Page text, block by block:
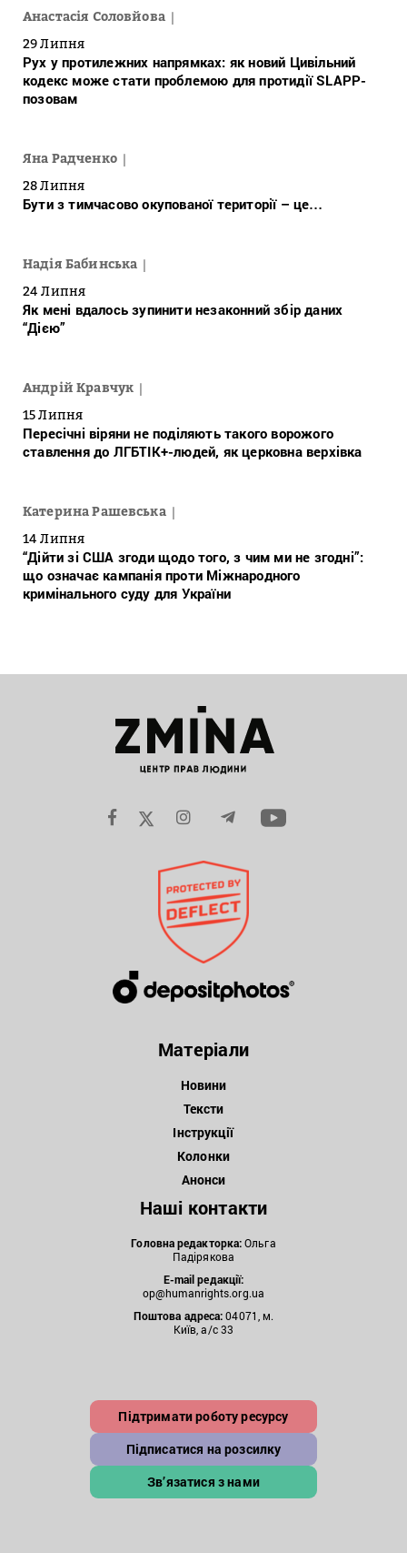
Анастасія Соловйова
29 Липня
Рух у протилежних напрямках: як новий Цивільний
кодекс може стати проблемою для протидії SLAPP-
позовам
Яна Радченко
28 Липня
Бути з тимчасово окупованої території – це…
Надія Бабинська
24 Липня
Як мені вдалось зупинити незаконний збір даних
“Дією”
Андрій Кравчук
15 Липня
Пересічні віряни не поділяють такого ворожого
ставлення до ЛГБТІК+-людей, як церковна верхівка
Катерина Рашевська
14 Липня
“Дійти зі США згоди щодо того, з чим ми не згодні”:
що означає кампанія проти Міжнародного
кримінального суду для України
Матеріали
Новини
Тексти
Інструкції
Колонки
Анонси
Наші контакти
Головна редакторка:Ольга
Падірякова
E-mail редакції:
op@humanrights.org.ua
Поштова адреса:04071, м.
Київ, а/с 33
Підтримати роботу ресурсу
Підписатися на розсилку
Зв’язатися з нами